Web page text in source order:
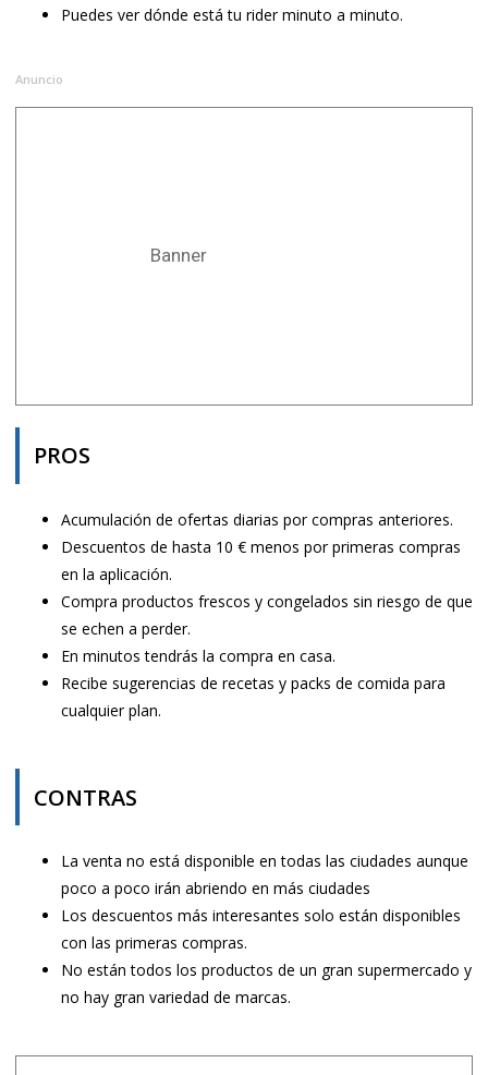
Puedes ver dónde está tu rider minuto a minuto.
Anuncio
Banner
PROS
Acumulación de ofertas diarias por compras anteriores.
Descuentos de hasta 10 € menos por primeras compras
en la aplicación.
Compra productos frescos y congelados sin riesgo de que
se echen a perder.
En minutos tendrás la compra en casa.
Recibe sugerencias de recetas y packs de comida para
cualquier plan.
CONTRAS
La venta no está disponible en todas las ciudades aunque
poco a poco irán abriendo en más ciudades
Los descuentos más interesantes solo están disponibles
con las primeras compras.
No están todos los productos de un gran supermercado y
no hay gran variedad de marcas.